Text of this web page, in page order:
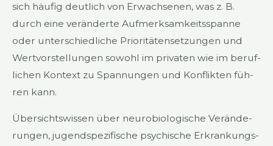
sich häu­fig deut­lich von Erwach­se­nen, was z. B.
durch eine ver­än­der­te Auf­merk­sam­keits­span­ne
oder unter­schied­li­che Prio­ri­tä­ten­set­zun­gen und
Wert­vor­stel­lun­gen sowohl im pri­va­ten wie im beruf­
li­chen Kon­text zu Span­nun­gen und Kon­flik­ten füh­
ren kann.
Über­sichts­wis­sen über neu­ro­bio­lo­gi­sche Ver­än­de­
run­gen, jugend­spe­zi­fi­sche psy­chi­sche Erkran­kungs­